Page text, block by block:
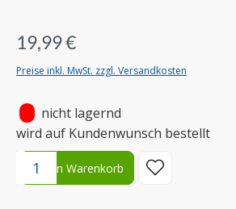
19,99 €
Preise inkl. MwSt. zzgl. Versandkosten
nicht lagernd
wird auf Kundenwunsch bestellt
Produkt Anzahl: Gib den gewünschten
In den Warenkorb